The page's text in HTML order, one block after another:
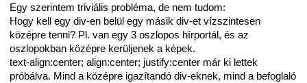
Egy szerintem triviális probléma, de nem tudom:
Hogy kell egy div-en belül egy másik div-et vízszintesen
középre tenni? Pl. van egy 3 oszlopos hírportál, és az
oszlopokban középre kerüljenek a képek.
text-align:center; align:center; justify:center már ki lettek
próbálva. Mind a középre igazítandó div-eknek, mind a befoglaló